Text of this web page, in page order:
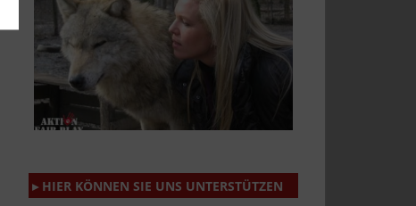
▸ HIER KÖNNEN SIE UNS UNTERSTÜTZEN